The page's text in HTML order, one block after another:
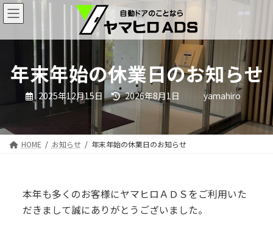
コ
ン
プ
ナ
ビ
動
年末年始の休業日のお知らせ
2025年12月15日 最
終
新
日
時
:
2026年8月1日 yamahiro
HOME お知らせ 年末年始の休業日のお知らせ
本年も多くのお客様にヤマヒロＡＤＳをご利用いた
だきまして誠にありがとうございました。